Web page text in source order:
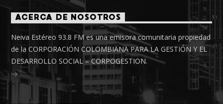
ACERCA DE NOSOTROS
Neiva Estéreo 93.8 FM es una emisora comunitaria propiedad
de la CORPORACIÓN COLOMBIANA PARA LA GESTIÓN Y EL
DESARROLLO SOCIAL – CORPOGESTION.